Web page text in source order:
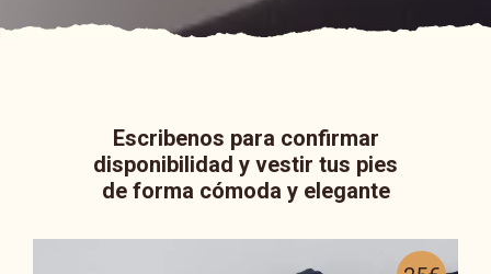
Escribenos para confirmar
disponibilidad y vestir tus pies
de forma cómoda y elegante